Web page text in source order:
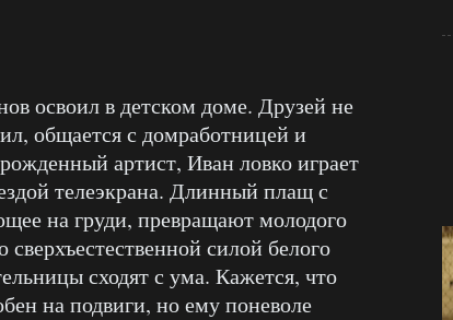
освоил в детском доме. Друзей не
общается с домработницей и
артист, Иван ловко играет
телеэкрана. Длинный плащ с
на груди, превращают молодого
силой белого
сходят с ума. Кажется, что
на подвиги, но ему поневоле